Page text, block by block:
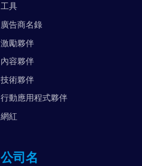
工具
廣告商名錄
激勵夥伴
內容夥伴
技術夥伴
行動應用程式夥伴
網紅
公司名